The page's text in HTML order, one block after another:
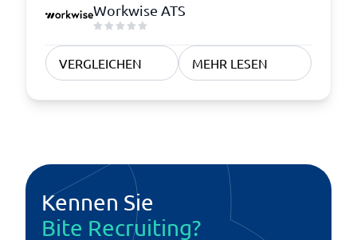
Workwise ATS
VERGLEICHEN MEHR LESEN
Kennen Sie
Bite Recruiting?